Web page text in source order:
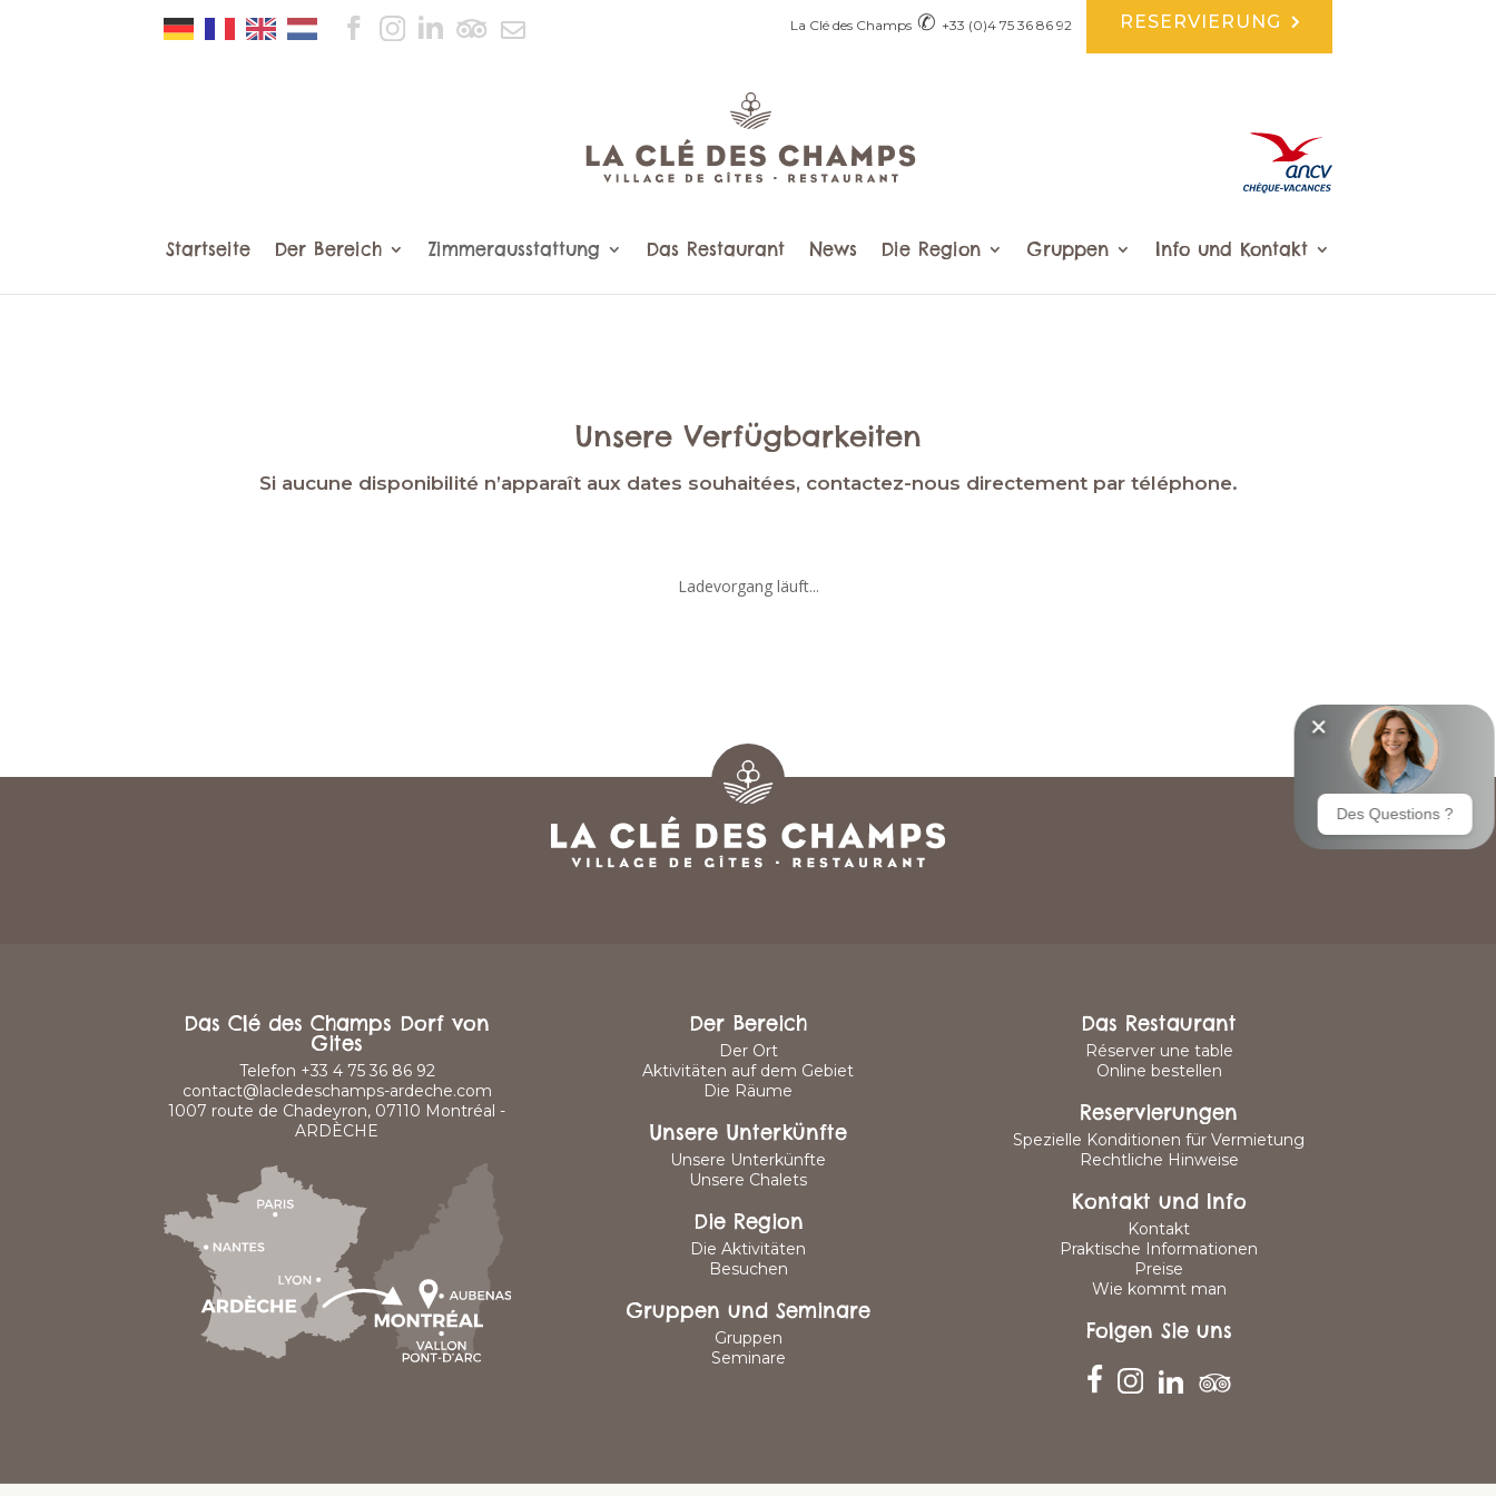
RESERVIERUNG
La Clé des Champs ✆ +33 (0)4 75 36 86 92
Startseite Der Bereich Zimmerausstattung Das Restaurant News Die Region Gruppen Info und Kontakt
Unsere Verfügbarkeiten
Si aucune disponibilité n’apparaît aux dates souhaitées, contactez-nous directement par téléphone.
Ladevorgang läuft...
Das Clé des Champs Dorf von
Gites
Telefon +33 4 75 36 86 92
contact@lacledeschamps-ardeche.com
1007 route de Chadeyron, 07110 Montréal -
ARDÈCHE
Der Bereich
Der Ort
Aktivitäten auf dem Gebiet
Die Räume
Unsere Unterkünfte
Unsere Unterkünfte
Unsere Chalets
Die Region
Die Aktivitäten
Besuchen
Gruppen und Seminare
Gruppen
Seminare
Das Restaurant
Réserver une table
Online bestellen
Reservierungen
Spezielle Konditionen für Vermietung
Rechtliche Hinweise
Kontakt und Info
Kontakt
Praktische Informationen
Preise
Wie kommt man
Folgen Sie uns